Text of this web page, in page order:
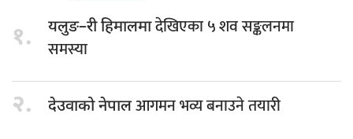
१. यलुङ–री हिमालमादेखिएका ५ शव सङ्कलनमा
समस्या
२. देउवाको नेपालआगमन भव्य बनाउने तयारी